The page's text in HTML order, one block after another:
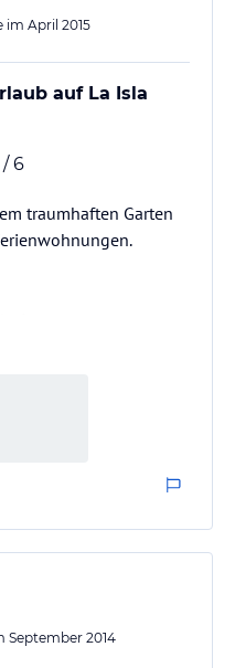
im April 2015
auf La Isla
/ 6
traumhaften Garten
September 2014